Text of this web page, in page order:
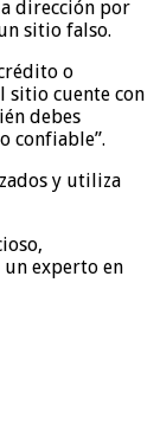
dirección por
sitio falso.
o
sitio cuente con
debes
confiable”.
y utiliza
un experto en